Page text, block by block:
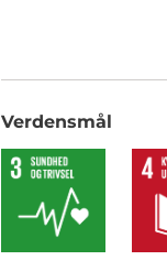
Verdensmål